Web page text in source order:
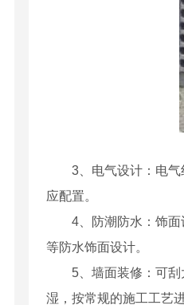
3、电气设计：电
应配置。
4、防潮防水：饰
等防水饰面设计。
5、墙面装修：可
湿，按常规的施工工艺